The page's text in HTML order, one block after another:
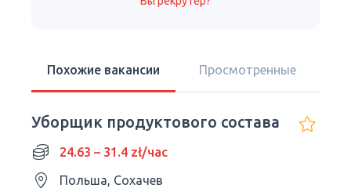
Похожие вакансии Просмотренные
Уборщик продуктового состава
24.63 – 31.4 zł/час
Польша, Сохачев